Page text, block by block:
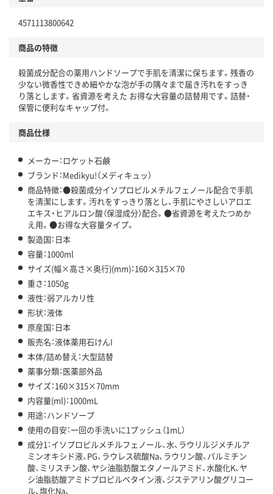
4571113800642
商品の特徴
殺菌成分配合の薬用ハンドソープで手肌を清潔に保ちます。残香の
少ない微香性できめ細やかな泡が手の隅々まで届き汚れをすっき
り落とします。省資源を考えた お得な大容量の詰替用です。詰替・
保管に便利なキャップ付。
商品仕様
メーカー：ロケット石鹸
ブランド：Medikyu!（メディキュッ）
商品特徴：●殺菌成分イソプロピルメチルフェノール配合で手肌
を清潔にします。汚れをすっきり落とし、手肌にやさしいアロエ
エキス・ヒアルロン酸（保湿成分）配合。●省資源を考えたつめか
え用。●お得な大容量タイプ。
製造国：日本
容量：1000ml
サイズ(幅×高さ×奥行)(mm)：160×315×70
重さ：1050g
液性：弱アルカリ性
形状：液体
原産国：日本
販売名：液体薬用石けんI
本体/詰め替え：大型詰替
薬事分類：医薬部外品
サイズ：160×315×70mm
内容量(ml)：1000mL
用途：ハンドソープ
使用の目安：一回の手洗いに1プッシュ（1mL）
成分1：イソプロピルメチルフェノール、水、ラウリルジメチルア
ミンオキシド液、PG、ラウレス硫酸Na、ラウリン酸、パルミチン
酸、ミリスチン酸、ヤシ油脂肪酸エタノールアミド、水酸化K、ヤ
シ油脂肪酸アミドプロピルベタイン液、ジステアリン酸グリコー
ル、塩化Na、